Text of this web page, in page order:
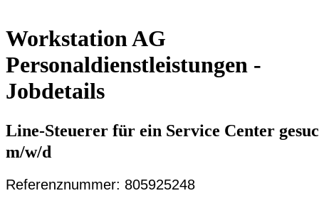
Workstation AG
Personaldienstleistungen -
Jobdetails
Line-Steuerer für ein Service Center
m/w/d
Referenznummer: 805925248